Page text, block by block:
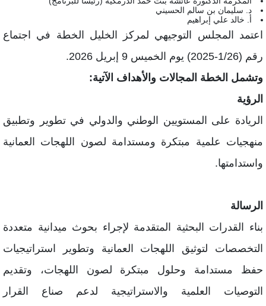
د. سليمان بن سالم الحسيني
أ. خالد علي إبراهيم
المجلس التوجيهي لمركز الخليل الخطة في اجتماع
2025) يوم الخميس 9 إبريل 2026.
الخطة المجالات والأهداف الآتية:
على المستويين الوطني والدولي في تطوير وتطبيق
علمية مبتكرة ومستدامة لصون اللهجات العمانية
القدرات البحثية المتقدمة لإجراء بحوث ميدانية متعددة
لتوثيق اللهجات العمانية وتطوير استراتيجيات
مستدامة وحلول مبتكرة لصون اللهجات، وتقديم
العلمية والاستراتيجية لدعم صناع القرار